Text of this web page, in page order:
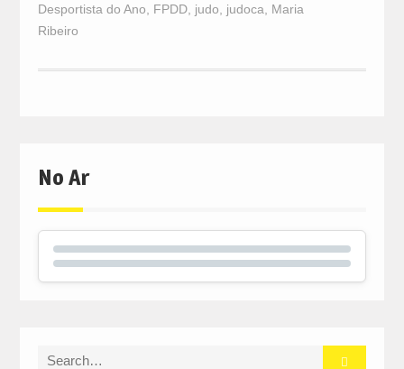
Desportista do Ano
FPDD, judo judoca
Maria
Ribeiro
No Ar
Search